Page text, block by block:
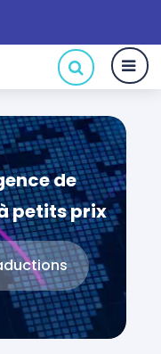
de
petits prix